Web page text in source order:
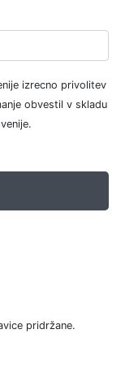
izrecno privolitev
obvestil v skladu
pridržane.